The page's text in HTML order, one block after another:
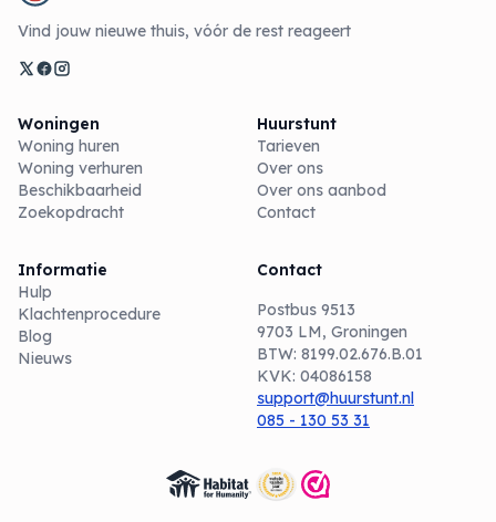
Vind jouw nieuwe thuis, vóór de rest reageert
Woningen
Woning huren
Woning verhuren
Beschikbaarheid
Zoekopdracht
Huurstunt
Tarieven
Over ons
Over ons aanbod
Contact
Informatie
Hulp
Klachtenprocedure
Blog
Nieuws
Contact
Postbus 9513
9703 LM, Groningen
BTW: 8199.02.676.B.01
KVK: 04086158
support@huurstunt.nl
085 - 130 53 31